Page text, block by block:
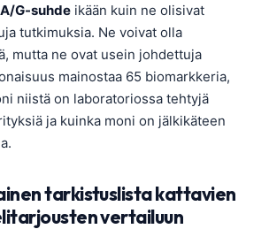
A/G-suhde ikään kuin ne olisivat
tutkimuksia. Ne voivat olla
mutta ne ovat usein johdettuja
mainostaa 65 biomarkkeria,
niistä on laboratoriossa tehtyjä
ja kuinka moni on jälkikäteen
tarkistuslista kattavien
vertailuun